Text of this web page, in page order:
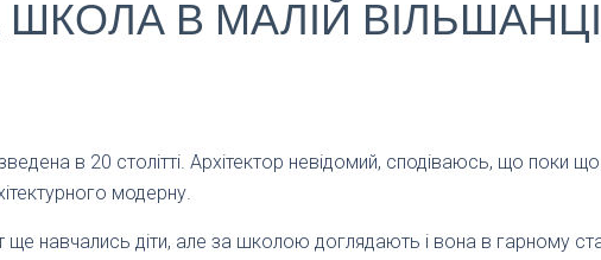
В МАЛІЙ ВІЛЬШАНЦІ
в 20 столітті. Архітектор невідомий, сподіваюсь, що поки
модерну.
навчались діти, але за школою доглядають і вона в гарному